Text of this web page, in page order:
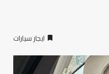
ايجار سيارات